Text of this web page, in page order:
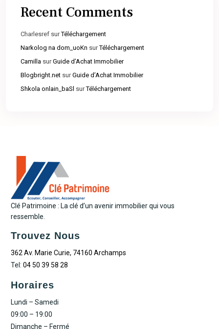
Recent Comments
Charlesref surTéléchargement
Narkolog na dom_uoKn surTéléchargement
Camilla surGuide d’Achat Immobilier
Blogbright.net surGuide d’Achat Immobilier
Shkola onlain_baSl surTéléchargement
Clé Patrimoine : La clé d’un avenir immobilier qui vous
ressemble.
Trouvez Nous
362 Av. Marie Curie, 74160 Archamps
Tel:04 50 39 58 28
Horaires
Lundi – Samedi
09:00 – 19:00
Dimanche – Fermé